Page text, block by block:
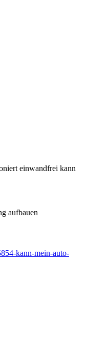
einwandfrei kann
aufbauen
kann-mein-auto-